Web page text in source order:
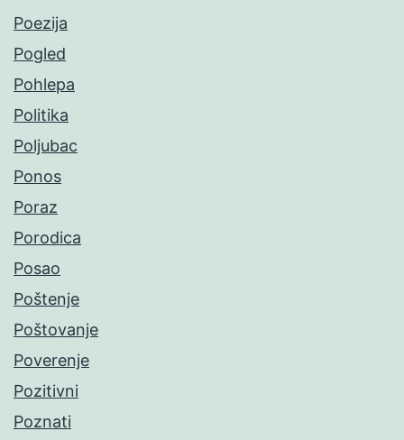
Poezija
Pogled
Pohlepa
Politika
Poljubac
Ponos
Poraz
Porodica
Posao
Poštenje
Poštovanje
Poverenje
Pozitivni
Poznati